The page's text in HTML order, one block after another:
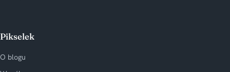
Pikselek
O blogu